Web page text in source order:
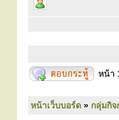
หน้า
หน้าเว็บบอร์ด » กลุ่มกิจ